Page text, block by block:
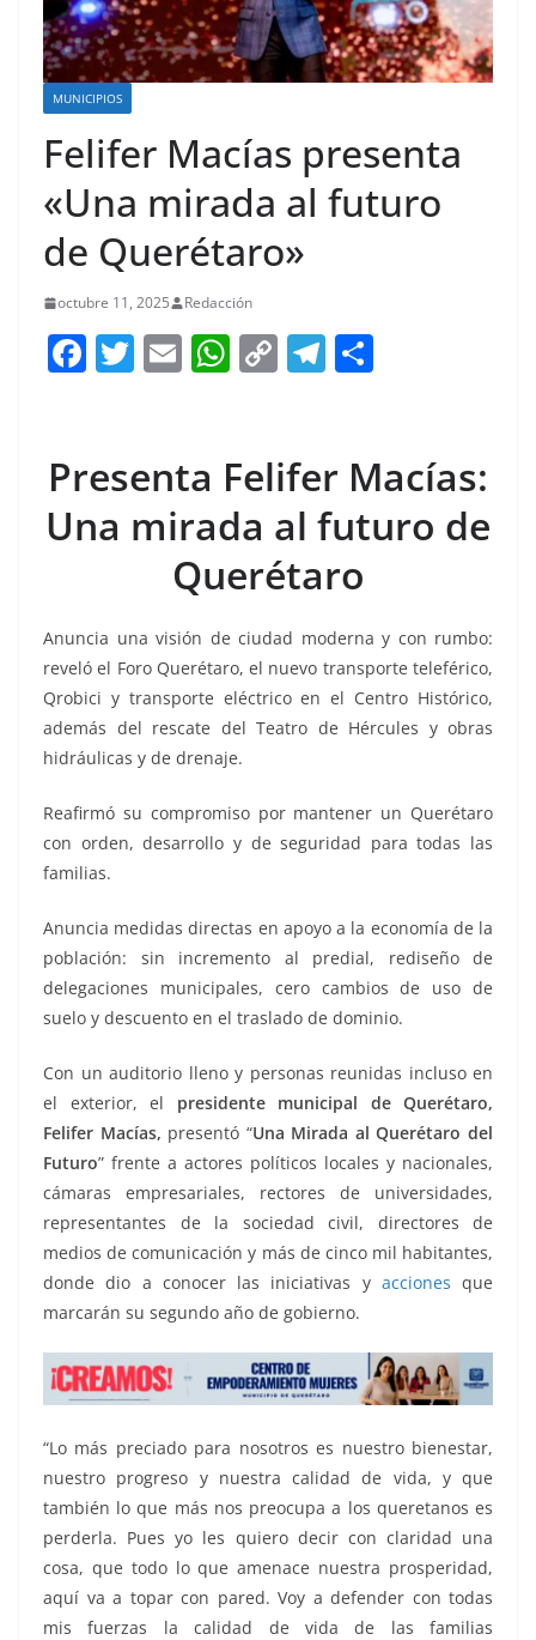
MUNICIPIOS
Felifer Macías presenta
«Una mirada al futuro
de Querétaro»
octubre 11, 2025 Redacción
F
e
b
o
k
T
er
E
l
W
s
A
p
p
C
y
Li
n
k
T
gr
a
m
e
Presenta Felifer Macías:
Una mirada al futuro de
Querétaro
Anuncia una visión de ciudad moderna y con rumbo:
reveló el Foro Querétaro, el nuevo transporte teleférico,
Qrobici y transporte eléctrico en el Centro Histórico,
además del rescate del Teatro de Hércules y obras
hidráulicas y de drenaje.
Reafirmó su compromiso por mantener un Querétaro
con orden, desarrollo y de seguridad para todas las
familias.
Anuncia medidas directas en apoyo a la economía de la
población: sin incremento al predial, rediseño de
delegaciones municipales, cero cambios de uso de
suelo y descuento en el traslado de dominio.
Con un auditorio lleno y personas reunidas incluso en
el exterior, el presidente municipal de Querétaro,
Felifer Macías, presentó “Una Mirada al Querétaro del
Futuro” frente a actores políticos locales y nacionales,
cámaras empresariales, rectores de universidades,
representantes de la sociedad civil, directores de
medios de comunicación y más de cinco mil habitantes,
donde dio a conocer las iniciativas y acciones que
marcarán su segundo año de gobierno.
“Lo más preciado para nosotros es nuestro bienestar,
nuestro progreso y nuestra calidad de vida, y que
también lo que más nos preocupa a los queretanos es
perderla. Pues yo les quiero decir con claridad una
cosa, que todo lo que amenace nuestra prosperidad,
aquí va a topar con pared. Voy a defender con todas
mis fuerzas la calidad de vida de las familias